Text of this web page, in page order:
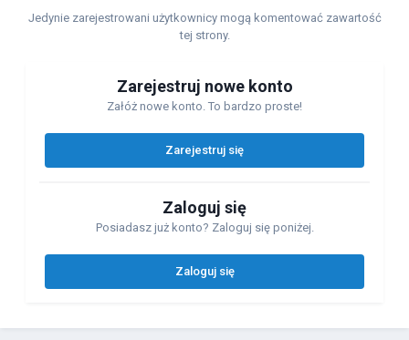
Jedynie zarejestrowani użytkownicy mogą komentować zawartość
tej strony.
Zarejestruj nowe konto
Załóż nowe konto. To bardzo proste!
Zarejestruj się
Zaloguj się
Posiadasz już konto? Zaloguj się poniżej.
Zaloguj się